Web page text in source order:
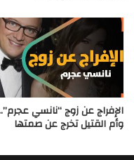
الإفراج عن زوج “نانسي
وأم القتيل تخرج عن صمتها